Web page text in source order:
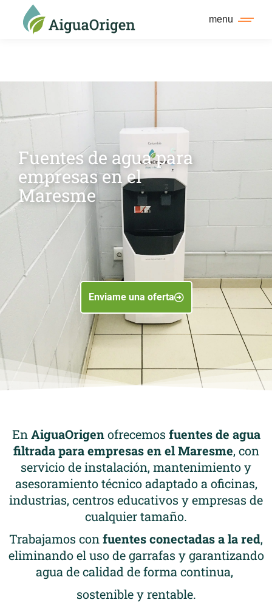
menu
Fuentes de agua para
empresas en el
Maresme
Enviame una oferta
EnAiguaOrigenofrecemos fuentes de agua
filtrada para empresas en el Maresme, con
servicio de instalación, mantenimiento y
asesoramiento técnico adaptado a oficinas,
industrias, centros educativos y empresas de
cualquier tamaño.
Trabajamos confuentes conectadas a la red,
eliminando el uso de garrafas y garantizando
agua de calidad de forma continua,
sostenible y rentable.